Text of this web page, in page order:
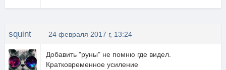
squint 24 февраля 2017 г, 13:24
Добавить "руны" не помню где видел.
Кратковременное усиление